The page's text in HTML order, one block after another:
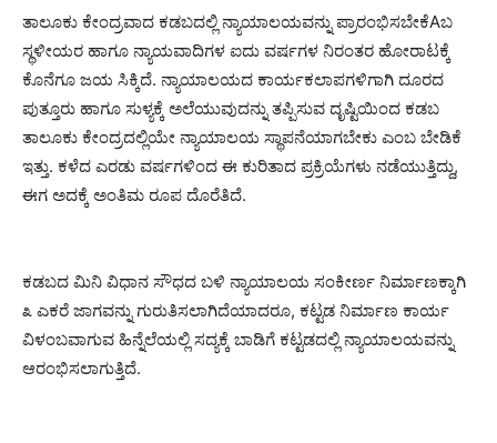
ತಾಲೂಕು ಕೇಂದ್ರವಾದ ಕಡಬದಲ್ಲಿ ನ್ಯಾಯಾಲಯವನ್ನು ಪ್ರಾರಂಭಿಸಬೇಕೆAಬ
ಸ್ಥಳೀಯರ ಹಾಗೂ ನ್ಯಾಯವಾದಿಗಳ ಐದು ವರ್ಷಗಳ ನಿರಂತರ ಹೋರಾಟಕ್ಕೆ
ಕೊನೆಗೂ ಜಯ ಸಿಕ್ಕಿದೆ. ನ್ಯಾಯಾಲಯದ ಕಾರ್ಯಕಲಾಪಗಳಿಗಾಗಿ ದೂರದ
ಪುತ್ತೂರು ಹಾಗೂ ಸುಳ್ಯಕ್ಕೆ ಅಲೆಯುವುದನ್ನು ತಪ್ಪಿಸುವ ದೃಷ್ಟಿಯಿಂದ ಕಡಬ
ತಾಲೂಕು ಕೇಂದ್ರದಲ್ಲಿಯೇ ನ್ಯಾಯಾಲಯ ಸ್ಥಾಪನೆಯಾಗಬೇಕು ಎಂಬ ಬೇಡಿಕೆ
ಇತ್ತು. ಕಳೆದ ಎರಡು ವರ್ಷಗಳಿಂದ ಈ ಕುರಿತಾದ ಪ್ರಕ್ರಿಯೆಗಳು ನಡೆಯುತ್ತಿದ್ದು,
ಈಗ ಅದಕ್ಕೆ ಅಂತಿಮ ರೂಪ ದೊರೆತಿದೆ.
ಕಡಬದ ಮಿನಿ ವಿಧಾನ ಸೌಧದ ಬಳಿ ನ್ಯಾಯಾಲಯ ಸಂಕೀರ್ಣ ನಿರ್ಮಾಣಕ್ಕಾಗಿ
೩ ಎಕರೆ ಜಾಗವನ್ನು ಗುರುತಿಸಲಾಗಿದೆಯಾದರೂ, ಕಟ್ಟಡ ನಿರ್ಮಾಣ ಕಾರ್ಯ
ವಿಳಂಬವಾಗುವ ಹಿನ್ನೆಲೆಯಲ್ಲಿ ಸದ್ಯಕ್ಕೆ ಬಾಡಿಗೆ ಕಟ್ಟಡದಲ್ಲಿ ನ್ಯಾಯಾಲಯವನ್ನು
ಆರಂಭಿಸಲಾಗುತ್ತಿದೆ.